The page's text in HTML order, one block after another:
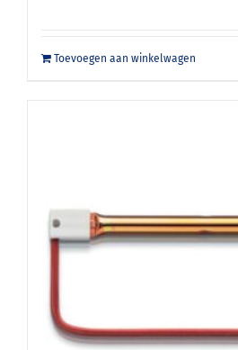
Toevoegen aan winkelwagen